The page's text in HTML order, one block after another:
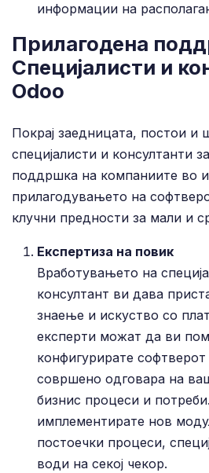
информации на
Прилагодена
Специјалисти и
Odoo
Покрај заедницата, постои и
специјалисти и консултанти
поддршка на компаниите во
прилагодувањето на
клучни предности за мали и
Експертиза на повик
Вработувањето на
консултант ви дава
знаење и искуство со
експерти можат да ви
конфигурирате
совршено одговара на
бизнис процеси и
имплементирате нов
постоечки процеси,
води на секој чекор.